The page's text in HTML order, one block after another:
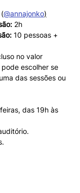
@annajonko)
2h
10 pessoas +
no valor
escolher se
das sessões ou
das 19h às